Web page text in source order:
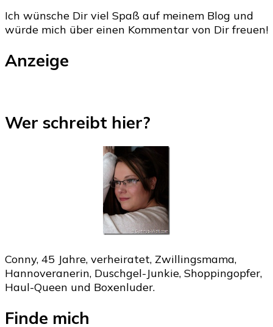
Ich wünsche Dir viel Spaß auf meinem Blog und
würde mich über einen Kommentar von Dir freuen!
Anzeige
Wer schreibt hier?
Conny, 45 Jahre, verheiratet, Zwillingsmama,
Hannoveranerin, Duschgel-Junkie, Shoppingopfer,
Haul-Queen und Boxenluder.
Finde mich